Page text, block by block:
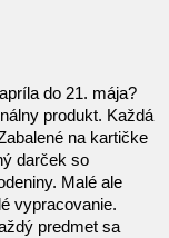
do 21. mája?
produkt. Každá
na kartičke
darček so
Malé ale
vypracovanie.
predmet sa